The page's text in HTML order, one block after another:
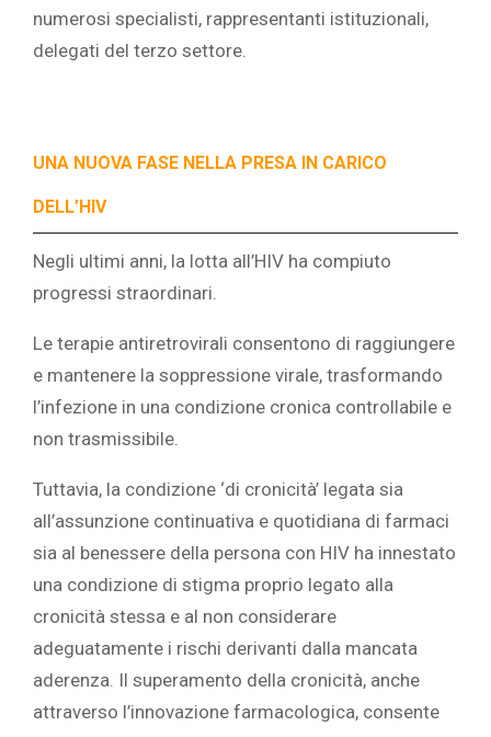
numerosi specialisti, rappresentanti istituzionali,
delegati del terzo settore.
UNA NUOVA FASE NELLA PRESA IN CARICO
DELL’HIV
Negli ultimi anni, la lotta all’HIV ha compiuto
progressi straordinari.
Le terapie antiretrovirali consentono di raggiungere
e mantenere la soppressione virale, trasformando
l’infezione in una condizione cronica controllabile e
non trasmissibile.
Tuttavia, la condizione ‘di cronicità’ legata sia
all’assunzione continuativa e quotidiana di farmaci
sia al benessere della persona con HIV ha innestato
una condizione di stigma proprio legato alla
cronicità stessa e al non considerare
adeguatamente i rischi derivanti dalla mancata
aderenza. Il superamento della cronicità, anche
attraverso l’innovazione farmacologica, consente